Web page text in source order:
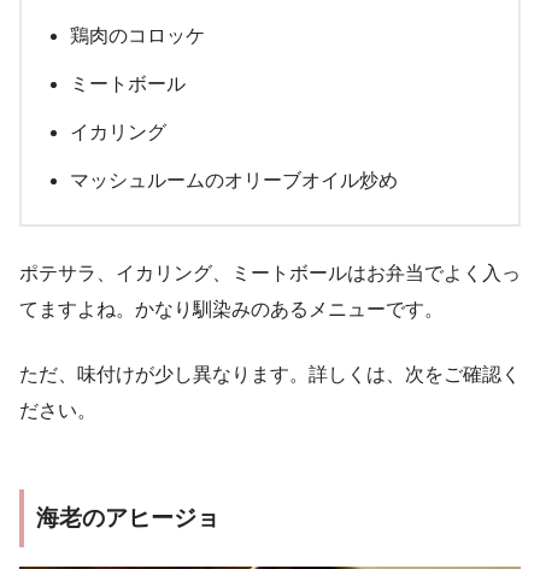
鶏肉のコロッケ
ミートボール
イカリング
マッシュルームのオリーブオイル炒め
ポテサラ、イカリング、ミートボールはお弁当でよく入っ
てますよね。かなり馴染みのあるメニューです。
ただ、味付けが少し異なります。詳しくは、次をご確認く
ださい。
海老のアヒージョ